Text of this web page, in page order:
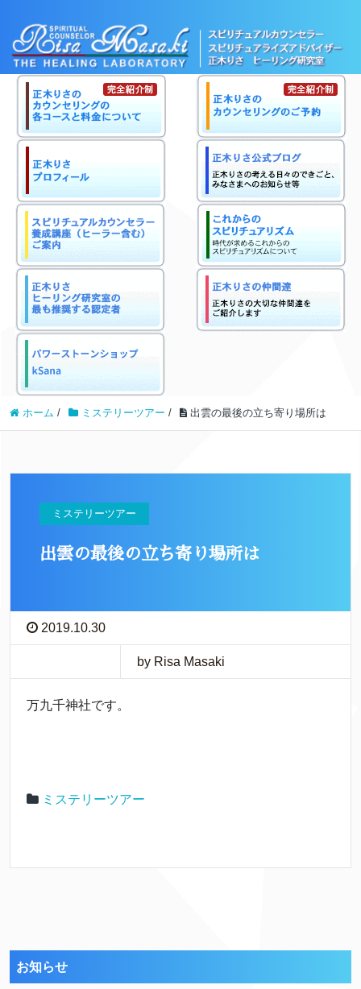
ホーム / ミステリーツアー / 出雲の最後の立ち寄り場所は
ミステリーツアー
出雲の最後の立ち寄り場所は
2019.10.30
by Risa Masaki
万九千神社です。
ミステリーツアー
お知らせ